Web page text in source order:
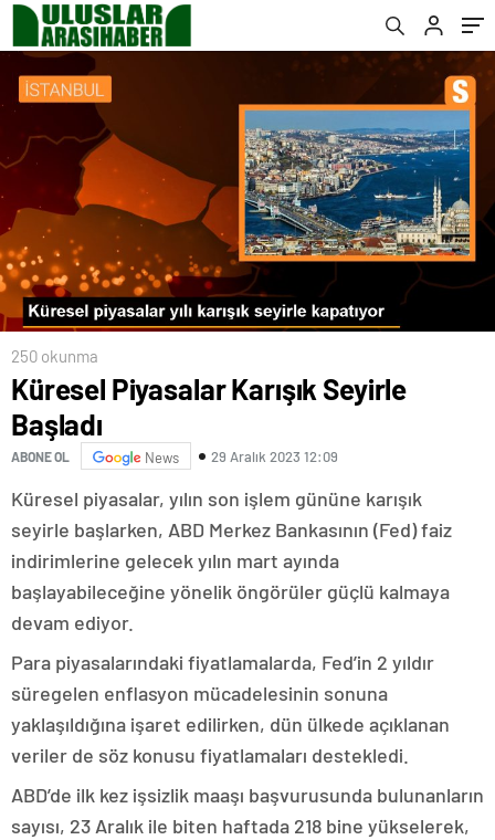
250 okunma
Küresel Piyasalar Karışık Seyirle
Başladı
ABONE OL News 29 Aralık 2023 12:09
Küresel piyasalar, yılın son işlem gününe karışık
seyirle başlarken, ABD Merkez Bankasının (Fed) faiz
indirimlerine gelecek yılın mart ayında
başlayabileceğine yönelik öngörüler güçlü kalmaya
devam ediyor.
Para piyasalarındaki fiyatlamalarda, Fed’in 2 yıldır
süregelen enflasyon mücadelesinin sonuna
yaklaşıldığına işaret edilirken, dün ülkede açıklanan
veriler de söz konusu fiyatlamaları destekledi.
ABD’de ilk kez işsizlik maaşı başvurusunda bulunanların
sayısı, 23 Aralık ile biten haftada 218 bine yükselerek,